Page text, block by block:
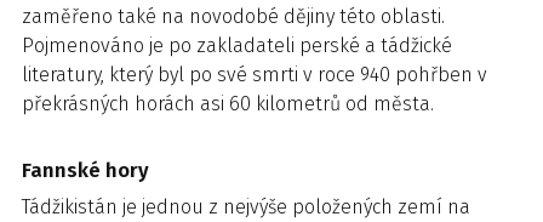
zaměřeno také na novodobé dějiny této oblasti.
Pojmenováno je po zakladateli perské a tádžické
literatury, který byl po své smrti v roce 940 pohřben v
překrásných horách asi 60 kilometrů od města.
Fannské hory
Tádžikistán je jednou z nejvýše položených zemí na